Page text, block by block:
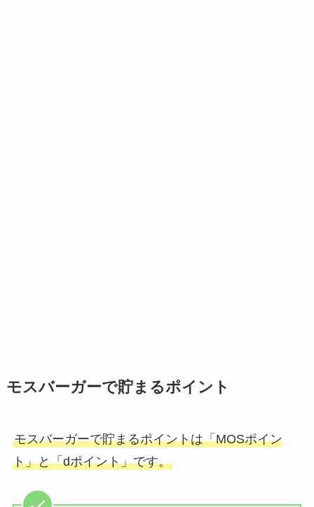
モスバーガーで貯まるポイント
モスバーガーで貯まるポイントは「MOSポイン
ト」と「dポイント」です。